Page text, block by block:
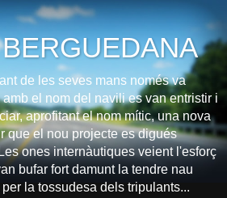
de les seves mans només va
el nom del navili es van entristir i
aprofitant el nom mític, una nova
que el nou projecte es digués
ones internàutiques veient l'esforç
bufar fort damunt la tendre nau
la tossudesa dels tripulants...